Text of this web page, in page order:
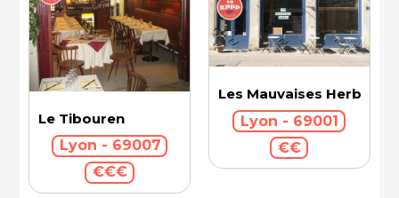
Le Tibouren
Lyon - 69007
€€€
Les Mauvaises Herbes
Lyon - 69001
€€